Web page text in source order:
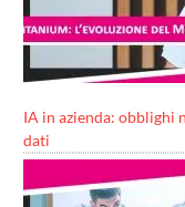
IA in azienda: obblighi
dati